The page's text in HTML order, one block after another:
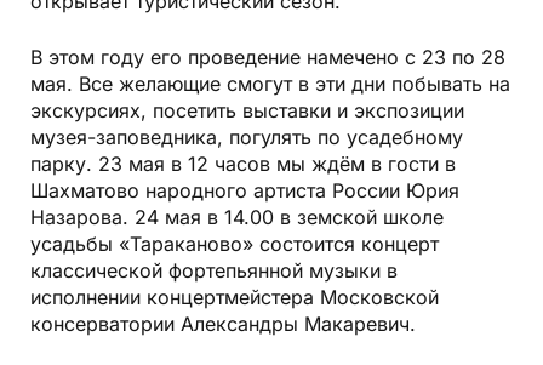
В этом году его проведение намечено с 23 по 28
мая. Все желающие смогут в эти дни побывать на
экскурсиях, посетить выставки и экспозиции
музея-­заповедника, погулять по усадебному
парку. 23 мая в 12 часов мы ждём в гости в
Шахматово народного артиста России Юрия
Назарова. 24 мая в 14.00 в земской школе
усадьбы «Тараканово» состоится концерт
классической фортепьянной музыки в
исполнении концертмейстера Московской
консерватории Александры Макаревич.